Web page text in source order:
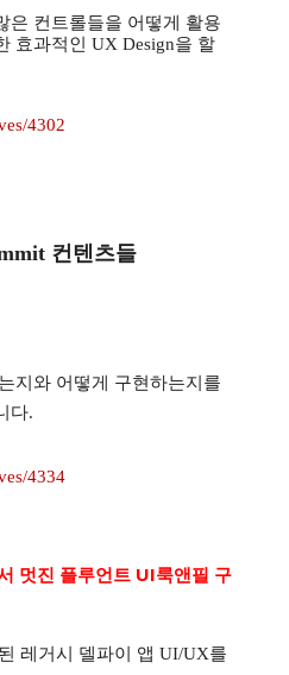
은 컨트롤들을 어떻게 활용
효과적인 UX Design을 할
4302
컨텐츠들
지와 어떻게 구현하는지를
다.
4334
멋진 플루언트 UI룩앤필 구
레거시 델파이 앱 UI/UX를